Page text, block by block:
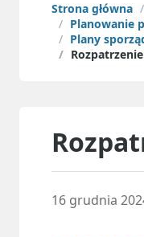
Strona główna
Planowanie
Plany
16 grudnia